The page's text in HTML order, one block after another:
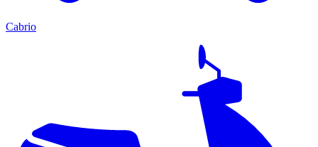
Cabrio